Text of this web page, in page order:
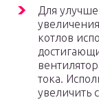
Для
котлов
тока.
увеличить